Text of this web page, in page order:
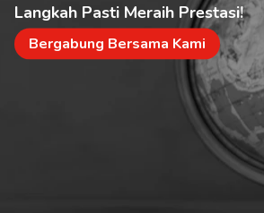
Langkah Pasti Meraih Prestasi!
Bergabung Bersama Kami